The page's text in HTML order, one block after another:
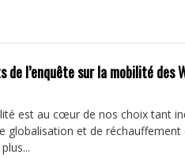
l’enquête sur la mobilité des
est au cœur de nos choix tant
globalisation et de réchauffement